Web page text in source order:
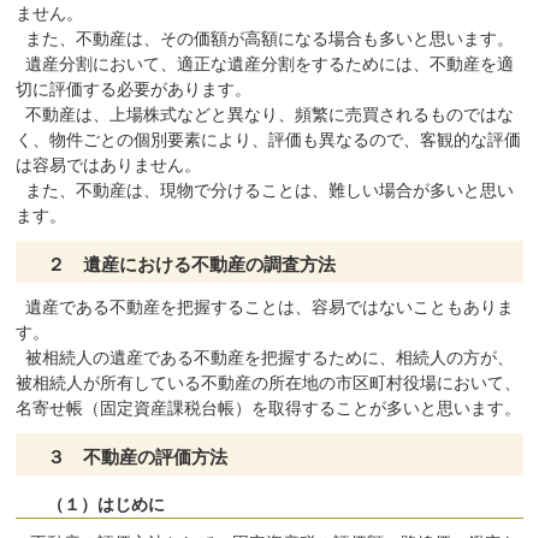
ません。
また、不動産は、その価額が高額になる場合も多いと思います。
遺産分割において、適正な遺産分割をするためには、不動産を適
切に評価する必要があります。
不動産は、上場株式などと異なり、頻繁に売買されるものではな
く、物件ごとの個別要素により、評価も異なるので、客観的な評価
は容易ではありません。
また、不動産は、現物で分けることは、難しい場合が多いと思い
ます。
２ 遺産における不動産の調査方法
遺産である不動産を把握することは、容易ではないこともありま
す。
被相続人の遺産である不動産を把握するために、相続人の方が、
被相続人が所有している不動産の所在地の市区町村役場において、
名寄せ帳（固定資産課税台帳）を取得することが多いと思います。
３ 不動産の評価方法
（１）はじめに